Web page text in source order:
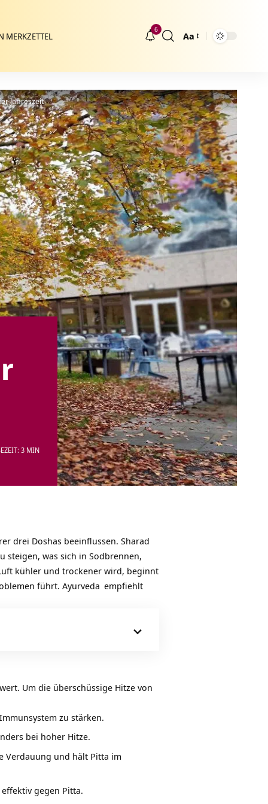
MERKZETTEL
6
Größenänderung
Aa
Jahreszeit
3 MIN
drei Doshas beeinflussen. Sharad
steigen, was sich in Sodbrennen,
kühler und trockener wird, beginnt
führt. Ayurveda empfiehlt
Um die überschüssige Hitze von
zu stärken.
bei hoher Hitze.
Verdauung und hält Pitta im
gegen Pitta.